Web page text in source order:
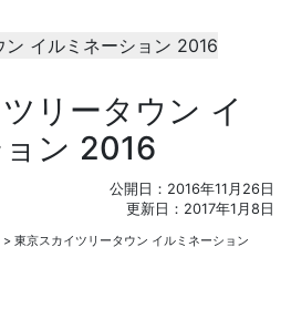
リータウン イ
ン 2016
公開日： 2016年11月26日
更新日： 2017年1月8日
> 東京スカイツリータウン イルミネーション